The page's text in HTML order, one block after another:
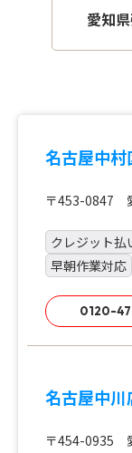
愛知
名古屋中村
〒453-0847
クレジット払
早朝作業対応
0120-
名古屋中川
〒454-0935